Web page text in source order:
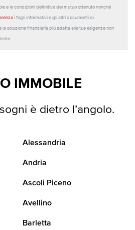
e le condizioni definitive del mutuo ottenuto nonché
i fogli informativi e gli altri documenti di
la soluzione finanziaria più adatta alle tue esigenze non
IMMOBILE
è dietro l’angolo.
Alessandria
Andria
Ascoli Piceno
Avellino
Barletta